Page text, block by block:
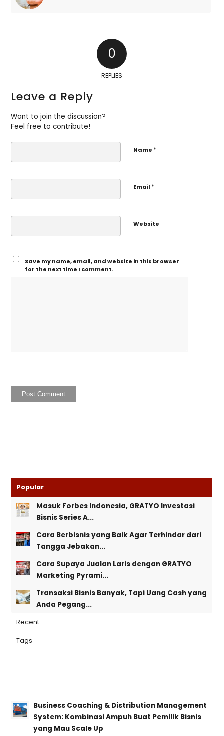
0
REPLIES
Leave a Reply
Want to join the discussion?
Feel free to contribute!
Name *
Email *
Website
Save my name, email, and website in this browser
for the next time I comment.
Popular
Masuk Forbes Indonesia, GRATYO Investasi
Bisnis Series A...
Cara Berbisnis yang Baik Agar Terhindar dari
Tangga Jebakan...
Cara Supaya Jualan Laris dengan GRATYO
Marketing Pyrami...
Transaksi Bisnis Banyak, Tapi Uang Cash yang
Anda Pegang...
Recent
Tags
Business Coaching & Distribution Management
System: Kombinasi Ampuh Buat Pemilik Bisnis
yang Mau Scale Up